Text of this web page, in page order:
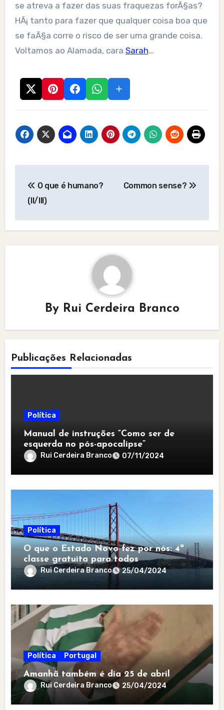
se atreva a fazer das suas fraquezas forÃ§as?
HÃ¡ tanto para fazer que qualquer coisa boa que
se faÃ§a corre o risco de ser uma grande coisa.
Voltamos ao Alamada, cara Sarah…
navigation
O que é humano?
(II/III)
Common sense?
By Rui Cerdeira Branco
Publicações Relacionadas
Política
Manual de instruções “Como ser de
esquerda no pós-apocalipse”
Rui Cerdeira Branco 07/11/2024
Política
O que o Estado Novo fez por nós: 4ª
classe gratuita para todos
Rui Cerdeira Branco 25/04/2024
Política Portugal
Amanhã também é dia 25 de abril
Rui Cerdeira Branco 25/04/2024